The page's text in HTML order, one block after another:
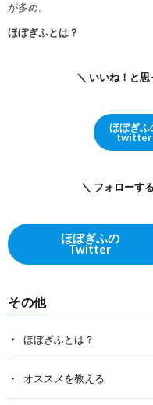
が多め。
ほぼぎふとは？
＼ いいね！と
ほぼぎふ
twitter
＼ フォローす
ほぼぎふの
Twitter
その他
ほぼぎふとは？
オススメを教える